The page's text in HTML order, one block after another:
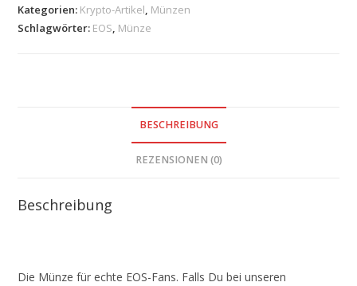
Kategorien: Krypto-Artikel, Münzen
Schlagwörter: EOS, Münze
BESCHREIBUNG
REZENSIONEN (0)
Beschreibung
Die Münze für echte EOS-Fans. Falls Du bei unseren